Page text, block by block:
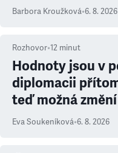
Barbora Kroužková•6. 8. 2026
Rozhovor•12 minut
Hodnoty jsou v
diplomacii
teď možná změní
Eva Soukeníková•6. 8. 2026